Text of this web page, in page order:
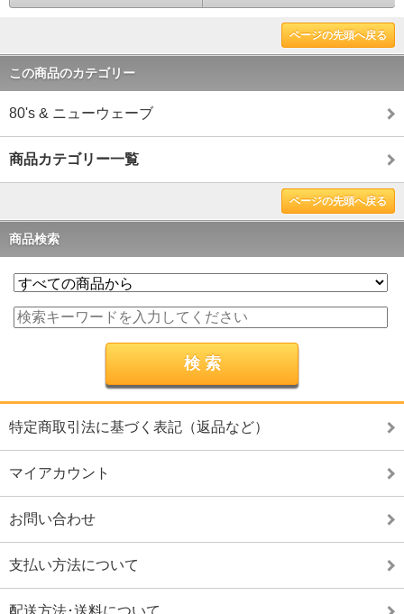
ページの先頭へ戻る
この商品のカテゴリー
80's & ニューウェーブ
商品カテゴリー一覧
ページの先頭へ戻る
商品検索
特定商取引法に基づく表記（返品など）
マイアカウント
お問い合わせ
支払い方法について
配送方法･送料について